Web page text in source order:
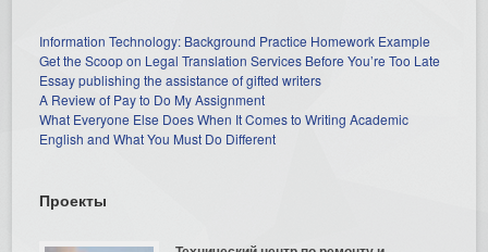
Information Technology: Background Practice Homework Example
Get the Scoop on Legal Translation Services Before You’re Too Late
Essay publishing the assistance of gifted writers
A Review of Pay to Do My Assignment
What Everyone Else Does When It Comes to Writing Academic
English and What You Must Do Different
Проекты